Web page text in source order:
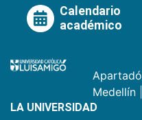
Calendario
académico
Apartadó
Medellín
LA UNIVERSIDAD